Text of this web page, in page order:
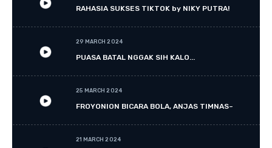
RAHASIA SUKSES TIKTOK by NIKY PUTRA!
29 MARCH 2024
PUASA BATAL NGGAK SIH KALO...
25 MARCH 2024
FROYONION BICARA BOLA, ANJAS TIMNAS~
21 MARCH 2024